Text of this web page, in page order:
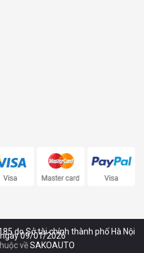
do Sở tài chính thành phố Hà Nội
09/01/2026
vềSAKOAUTO